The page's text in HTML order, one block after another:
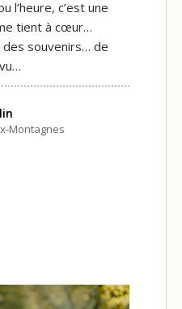
l’heure, c’est une
tient à cœur…
des souvenirs… de
Montagnes